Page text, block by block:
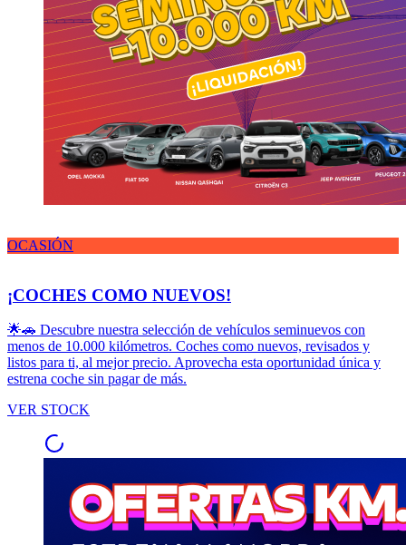
OCASIÓN
¡COCHES COMO NUEVOS!
🌟🚗 Descubre nuestra selección de vehículos seminuevos con
menos de 10.000 kilómetros. Coches como nuevos, revisados y
listos para ti, al mejor precio. Aprovecha esta oportunidad única y
estrena coche sin pagar de más.
VER STOCK